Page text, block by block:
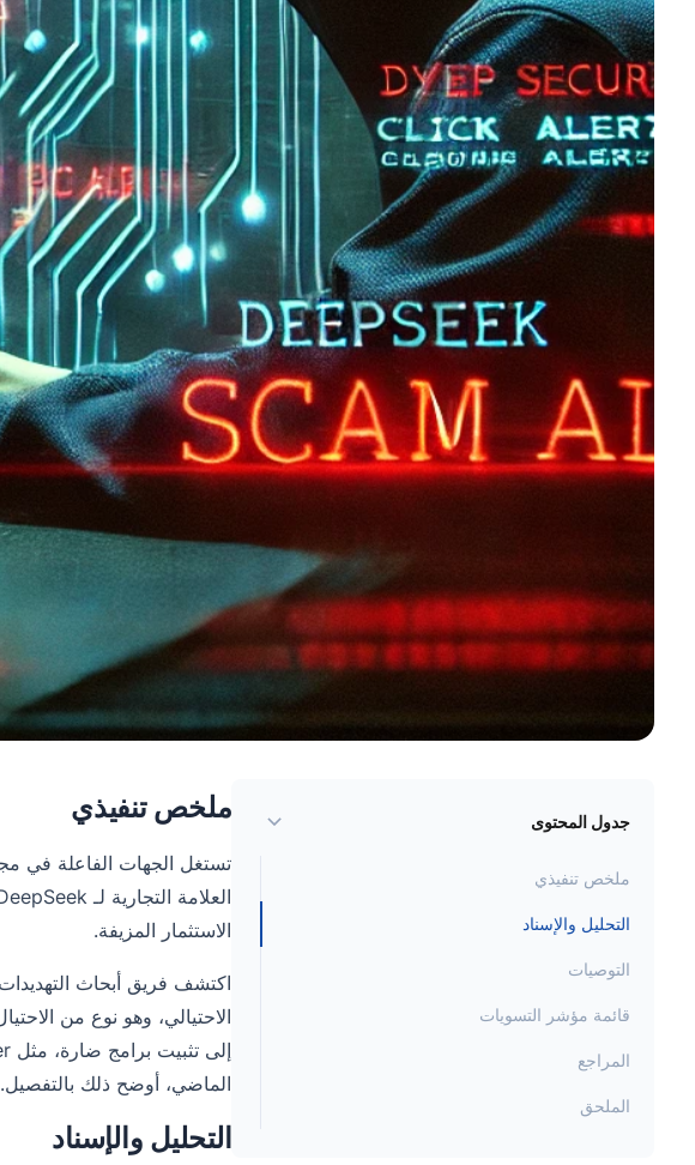
جدول المحتوى
ملخص تنفيذي
التحليل والإسناد
التوصيات
قائمة مؤشر التسويات
المراجع
الملحق
ملخص تنفيذي
الاستثمار المزيفة.
إلى تثبيت برامج ضارة، مثل Lumma Stealer المذكور في هذا التقرير. سابقة
الماضي، أوضح ذلك بالتفصيل.
التحليل والإسناد